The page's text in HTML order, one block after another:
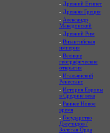
- Древний Египет
- Древняя Греция
- Александр
Македонский
- Древний Рим
- Византийская
империя
- Великие
географические
открытия
- Итальянский
Ренессанс
- История Европы
в Средние века
- Раннее Новое
время
- Государство
Джучидов /
Золотая Орда